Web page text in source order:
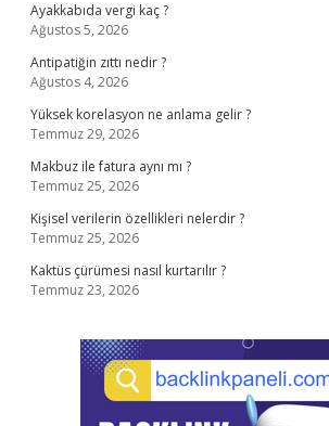
Ayakkabıda vergi kaç ?
Ağustos 5, 2026
Antipatiğin zıttı nedir ?
Ağustos 4, 2026
Yüksek korelasyon ne anlama gelir ?
Temmuz 29, 2026
Makbuz ile fatura aynı mı ?
Temmuz 25, 2026
Kişisel verilerin özellikleri nelerdir ?
Temmuz 25, 2026
Kaktüs çürümesi nasıl kurtarılır ?
Temmuz 23, 2026